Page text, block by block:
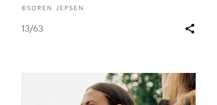
©SOREN JEPSEN
13/63